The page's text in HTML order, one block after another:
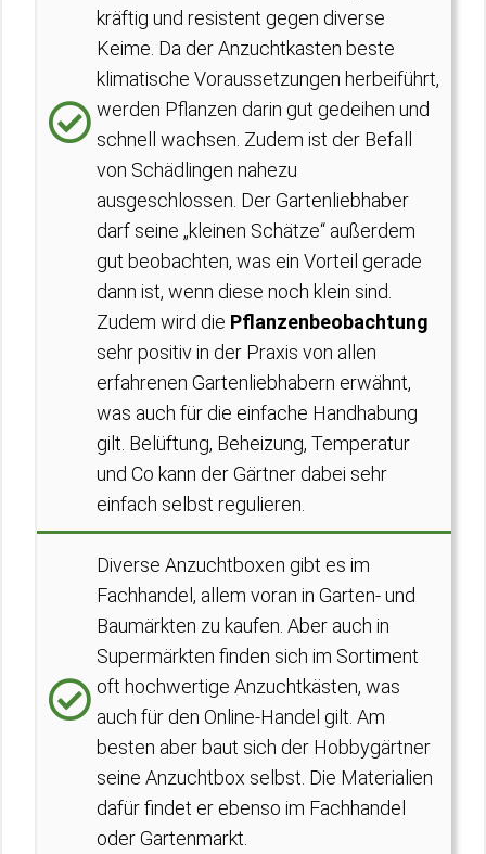
kräftig und resistent gegen diverse
Keime. Da der Anzuchtkasten beste
klimatische Voraussetzungen herbeiführt,
werden Pflanzen darin gut gedeihen und
schnell wachsen. Zudem ist der Befall
von Schädlingen nahezu
ausgeschlossen. Der Gartenliebhaber
darf seine „kleinen Schätze“ außerdem
gut beobachten, was ein Vorteil gerade
dann ist, wenn diese noch klein sind.
Zudem wird die Pflanzenbeobachtung
sehr positiv in der Praxis von allen
erfahrenen Gartenliebhabern erwähnt,
was auch für die einfache Handhabung
gilt. Belüftung, Beheizung, Temperatur
und Co kann der Gärtner dabei sehr
einfach selbst regulieren.
Diverse Anzuchtboxen gibt es im
Fachhandel, allem voran in Garten- und
Baumärkten zu kaufen. Aber auch in
Supermärkten finden sich im Sortiment
oft hochwertige Anzuchtkästen, was
auch für den Online-Handel gilt. Am
besten aber baut sich der Hobbygärtner
seine Anzuchtbox selbst. Die Materialien
dafür findet er ebenso im Fachhandel
oder Gartenmarkt.